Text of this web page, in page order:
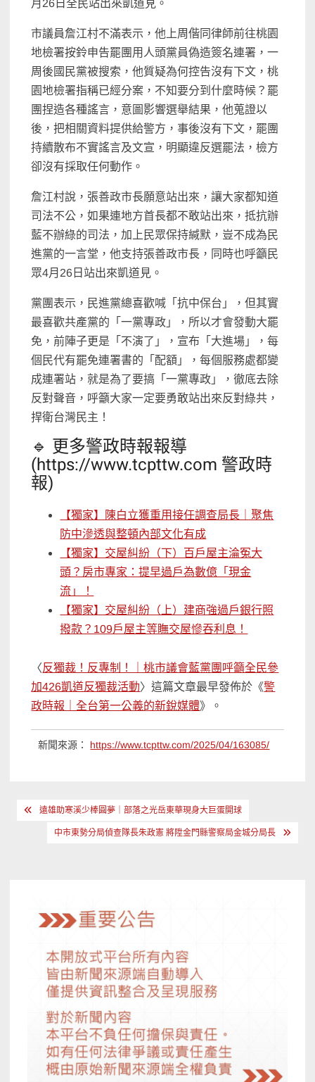
月26日全民站出來凱道見。
市議員詹江村不滿表示，他上周偕同律師前往桃園
地檢署按鈴申告罷團用人頭黨員偽造簽名連署，一
周後國民黨被搜索，他質疑為何控告沒有下文，桃
園地檢署指稱已經分案，不知要分到什麼時候？罷
團捏造各種謠言，意圖影響選舉結果，他蒐證以
後，把相關資料提供給警方，事後沒有下文，罷團
持續散布不實謠言及文宣，明顯違反選罷法，檢方
卻沒有採取任何動作。
詹江村說，張善政市長願意站出來，讓大家都知道
司法不公，如果連地方首長都不敢站出來，抵抗辦
藍不辦綠的司法，加上民眾保持緘默，豈不成為民
進黨的一言堂，他支持張善政市長，同時也呼籲民
眾4月26日站出來凱道見。
黨團表示，民進黨總喜歡喊「抗中保台」，但其實
最喜歡共產黨的「一黨專政」，所以才會發動大罷
免，前陣子更是「不演了」，宣布「大進場」，每
個民代有罷免連署書的「配額」，每個服務處都變
成連署站，就是為了要搞「一黨專政」，徹底去除
反對聲音，呼籲大家一定要勇敢站出來反對綠共，
捍衛台灣民主！
🔹 更多警政時報報導
(https://www.tcpttw.com 警政時
報)
【獨家】陳白立獲重用接任調查局長｜聚焦
防中滲透與整頓內部文化有成
【獨家】交屋糾紛（下）百戶屋主淪冤大
頭？房市專家：提早過戶為數億「現金
流」！
【獨家】交屋糾紛（上）建商強過戶銀行照
撥款？109戶屋主等瞴交屋慘吞利息！
〈反獨裁！反專制！｜桃市議會藍黨團呼籲全民參
加426凱道反獨裁活動〉這篇文章最早發佈於《警
政時報｜全台第一公義的新銳媒體》。
新聞來源： https://www.tcpttw.com/2025/04/163085/
文 遠雄助寒溪少棒圓夢｜部落之光岳東華現身大巨蛋開球
中市東勢分局偵查隊長朱政憲 將陞金門縣警察局金城分局長